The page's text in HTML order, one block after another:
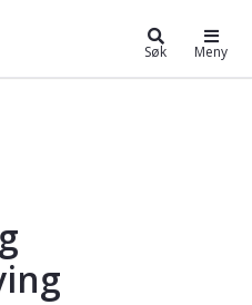
Søk Meny